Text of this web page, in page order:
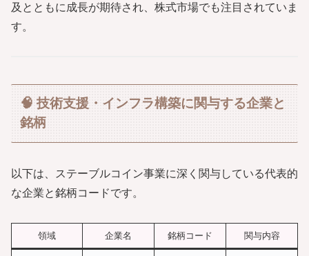
及とともに成長が期待され、株式市場でも注目されていま
す。
🧠 技術支援・インフラ構築に関与する企業と
銘柄
以下は、ステーブルコイン事業に深く関与している代表的
な企業と銘柄コードです。
領域 企業名 銘柄コード 関与内容